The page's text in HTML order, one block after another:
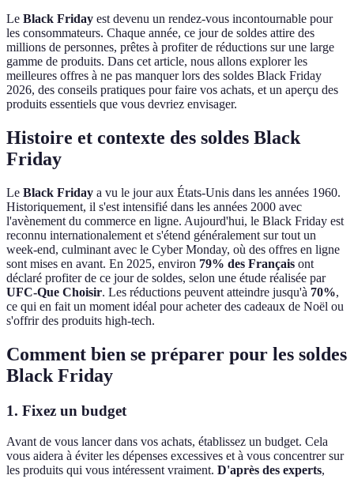
Le Black Friday est devenu un rendez-vous incontournable pour
les consommateurs. Chaque année, ce jour de soldes attire des
millions de personnes, prêtes à profiter de réductions sur une large
gamme de produits. Dans cet article, nous allons explorer les
meilleures offres à ne pas manquer lors des soldes Black Friday
2026, des conseils pratiques pour faire vos achats, et un aperçu des
produits essentiels que vous devriez envisager.
Histoire et contexte des soldes Black
Friday
Le Black Friday a vu le jour aux États-Unis dans les années 1960.
Historiquement, il s'est intensifié dans les années 2000 avec
l'avènement du commerce en ligne. Aujourd'hui, le Black Friday est
reconnu internationalement et s'étend généralement sur tout un
week-end, culminant avec le Cyber Monday, où des offres en ligne
sont mises en avant. En 2025, environ 79% des Français ont
déclaré profiter de ce jour de soldes, selon une étude réalisée par
UFC-Que Choisir. Les réductions peuvent atteindre jusqu'à 70%,
ce qui en fait un moment idéal pour acheter des cadeaux de Noël ou
s'offrir des produits high-tech.
Comment bien se préparer pour les soldes
Black Friday
1. Fixez un budget
Avant de vous lancer dans vos achats, établissez un budget. Cela
vous aidera à éviter les dépenses excessives et à vous concentrer sur
les produits qui vous intéressent vraiment. D'après des experts,